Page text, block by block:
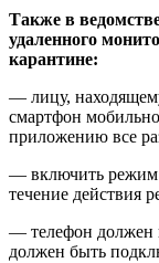
Также в
удаленного
карантине:
— лицу,
смартфон
приложению все
— включить режим
течение действия
— телефон должен
должен быть